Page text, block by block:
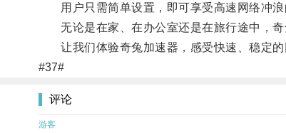
用户只需简单设置，即可享受高速网络冲浪
无论是在家、在办公室还是在旅行途中，奇
让我们体验奇兔加速器，感受快速、稳定的
#37#
评论
游客